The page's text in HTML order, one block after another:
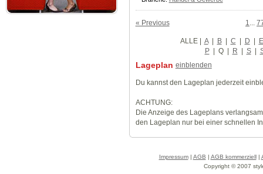
« Previous 1
ALLE| A | B | C | D | E
P | Q | R | S |
Lageplan einblenden
Du kannst den Lageplan jederzeit
ACHTUNG:
Die Anzeige des Lageplans
den Lageplan nur bei einer schnellen
Impressum| AGB | AGB kommerziell|
Copyright © 2007